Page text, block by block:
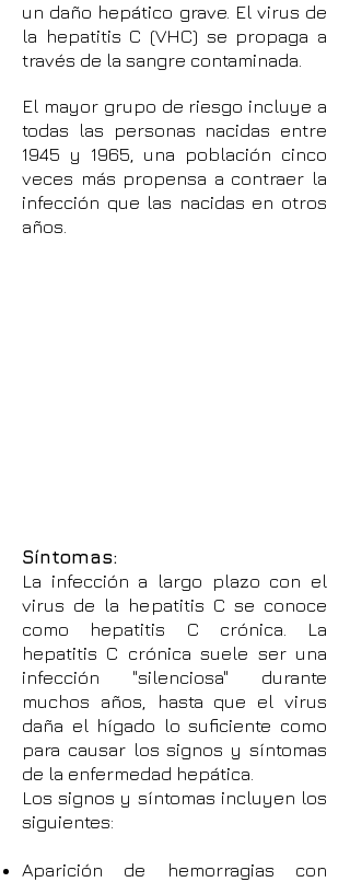
un daño hepático grave. El virus de
la hepatitis C (VHC) se propaga a
través de la sangre contaminada.
El mayor grupo de riesgo incluye a
todas las personas nacidas entre
1945 y 1965, una población cinco
veces más propensa a contraer la
infección que las nacidas en otros
años.
Síntomas:
La infección a largo plazo con el
virus de la hepatitis C se conoce
como hepatitis C crónica. La
hepatitis C crónica suele ser una
infección "silenciosa" durante
muchos años, hasta que el virus
daña el hígado lo suficiente como
para causar los signos y síntomas
de la enfermedad hepática.
Los signos y síntomas incluyen los
siguientes:
Aparición de hemorragias con